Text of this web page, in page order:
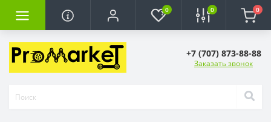
0 0 0
+7 (707) 873-88-88
Заказать звонок